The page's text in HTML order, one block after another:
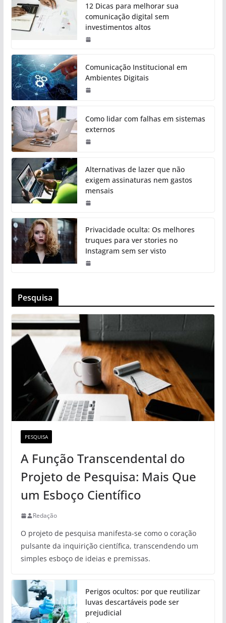
12 Dicas para melhorar sua
comunicação digital sem
investimentos altos
Comunicação Institucional em
Ambientes Digitais
Como lidar com falhas em sistemas
externos
Alternativas de lazer que não
exigem assinaturas nem gastos
mensais
Privacidade oculta: Os melhores
truques para ver stories no
Instagram sem ser visto
Pesquisa
PESQUISA
A Função Transcendental do
Projeto de Pesquisa: Mais Que
um Esboço Científico
Redação
O projeto de pesquisa manifesta-se como o coração
pulsante da inquirição científica, transcendendo um
simples esboço de ideias e premissas.
Perigos ocultos: por que reutilizar
luvas descartáveis pode ser
prejudicial